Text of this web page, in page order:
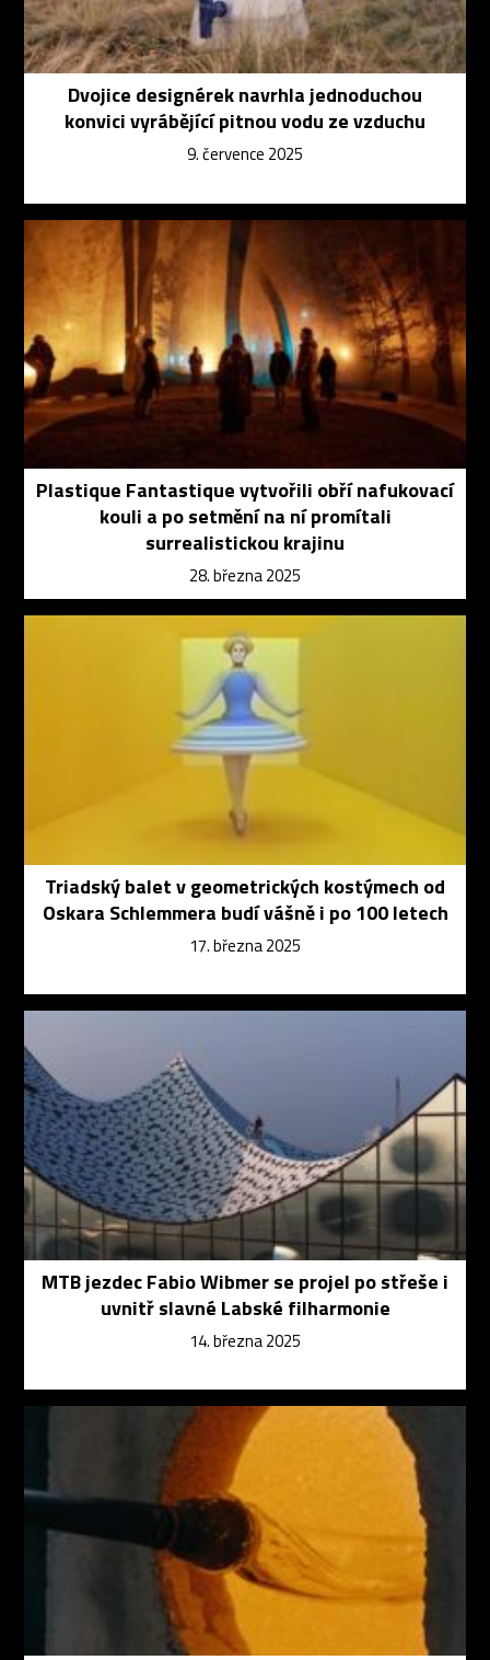
Dvojice designérek navrhla jednoduchou
konvici vyrábějící pitnou vodu ze vzduchu
9. července 2025
Plastique Fantastique vytvořili obří nafukovací
kouli a po setmění na ní promítali
surrealistickou krajinu
28. března 2025
Triadský balet v geometrických kostýmech od
Oskara Schlemmera budí vášně i po 100 letech
17. března 2025
MTB jezdec Fabio Wibmer se projel po střeše i
uvnitř slavné Labské filharmonie
14. března 2025